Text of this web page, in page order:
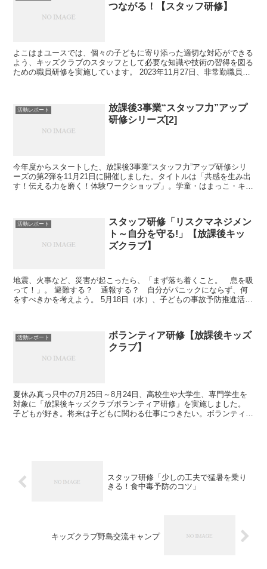
つながる！【スタッフ研修】
よこはまユースでは、個々の子どもに寄り添った適切な対応ができる
よう、キッズクラブのスタッフとして必要な知識や技術の習得を図る
ための職員研修を実施しています。 2023年11月27日、非常勤職員を
活動レポート
放課後3事業“スタッフ力”アップ
研修シリーズ[2]
今年度からスタートした、放課後3事業“スタッフ力”アップ研修シリ
ーズの第2弾を11月21日に開催しました。タイトルは「共感を生み出
す！伝える力を磨く！体験ワークショップ」。学童・はまっこ・キッ
活動レポート
スタッフ研修「リスクマネジメン
ト～自分を守る!」【放課後キッ
ズクラブ】
地震、火事など、災害が起こったら、「まず落ち着くこと。 息を吸
って！」。 避難する？ 通報する？ 自分がパニックにならず、何
をすべきかを考えよう。 5月18日（水）、子どもの事故予防推進活動
活動レポート
ボランティア研修【放課後キッズ
クラブ】
夏休み真っ只中の7月25日～8月24日、高校生や大学生、専門学生を
対象に「放課後キッズクラブボランティア研修」を実施しました。
子どもが好き。将来は子どもに関わる仕事につきたい。ボランティア
スタッフ研修「少しの工夫で猛暑を乗り
きる！食中毒予防のコツ」
キッズクラブ野島交流キャンプ